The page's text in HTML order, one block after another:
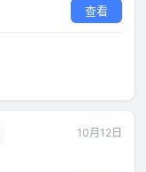
查看
10月12日